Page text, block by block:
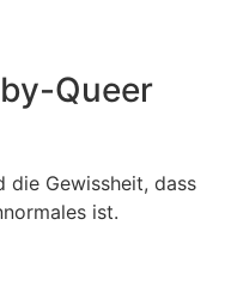
Queer
die Gewissheit, dass
ist.